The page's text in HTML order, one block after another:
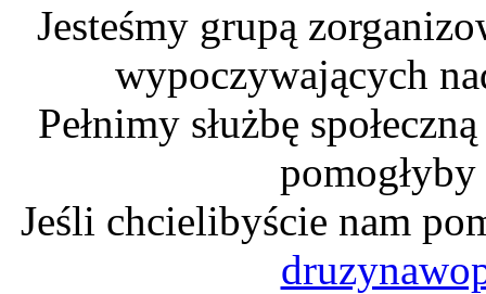
Jesteśmy grupą
wypoczywających
Pełnimy służbę
Jeśli chcielibyście nam